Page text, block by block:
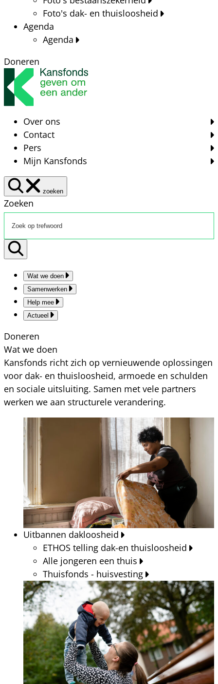
Foto's dak- en thuisloosheid
Agenda
Agenda
Doneren
Over ons
Contact
Pers
Mijn Kansfonds
zoeken
Zoeken
Wat we doen
Samenwerken
Help mee
Actueel
Doneren
Wat we doen
Kansfonds richt zich op vernieuwende oplossingen
voor dak- en thuisloosheid, armoede en schulden
en sociale uitsluiting. Samen met vele partners
werken we aan structurele verandering.
Uitbannen dakloosheid
ETHOS telling dak-en thuisloosheid
Alle jongeren een thuis
Thuisfonds - huisvesting